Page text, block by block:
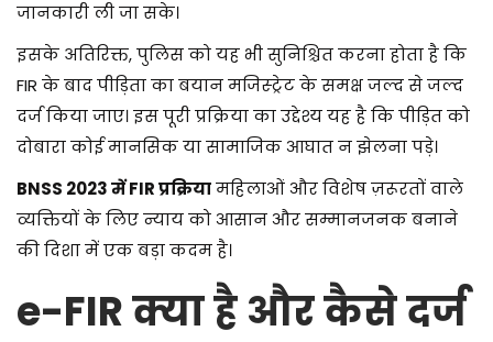
जानकारी ली जा सके।
इसके अतिरिक्त, पुलिस को यह भी सुनिश्चित करना होता है कि
FIR के बाद पीड़िता का बयान मजिस्ट्रेट के समक्ष जल्द से जल्द
दर्ज किया जाए। इस पूरी प्रक्रिया का उद्देश्य यह है कि पीड़ित को
दोबारा कोई मानसिक या सामाजिक आघात न झेलना पड़े।
BNSS 2023 में FIR प्रक्रियामहिलाओं और विशेष ज़रूरतों वाले
व्यक्तियों के लिए न्याय को आसान और सम्मानजनक बनाने
की दिशा में एक बड़ा कदम है।
e-FIR क्या है और कैसे दर्ज